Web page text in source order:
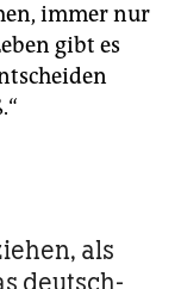
immer nur
gibt es
als
deutsch-